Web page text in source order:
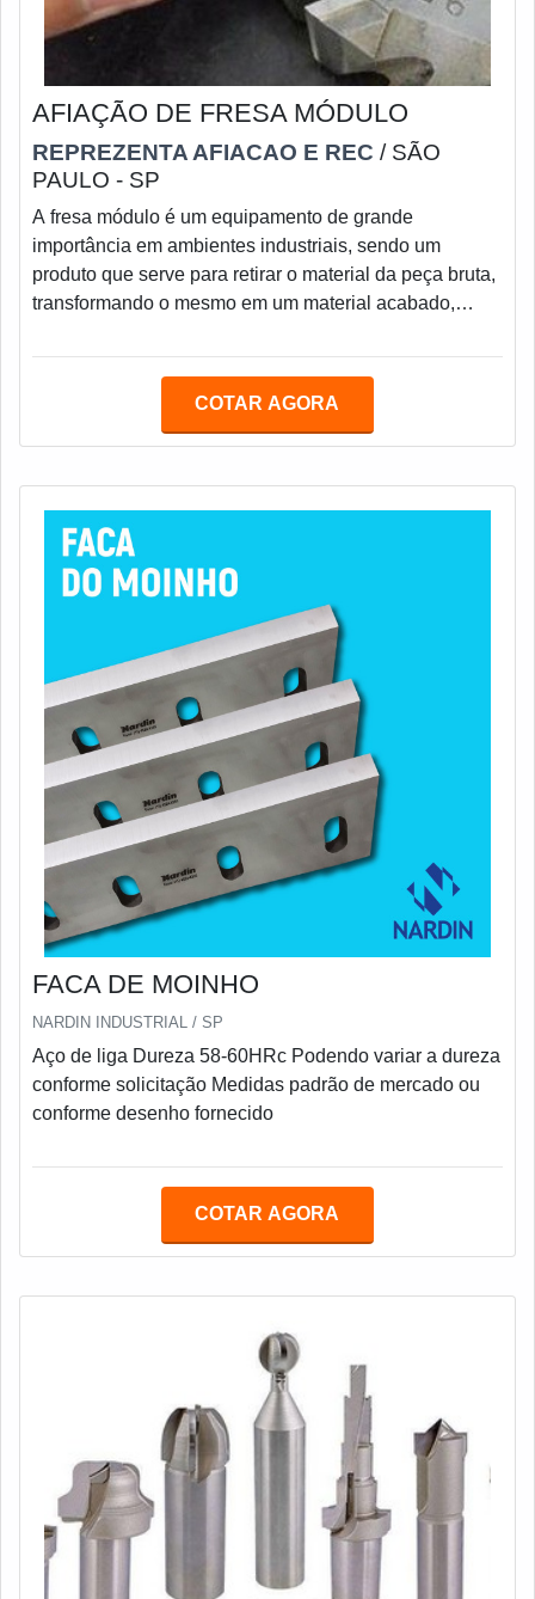
AFIAÇÃO DE FRESA MÓDULO
REPREZENTA AFIACAO E REC / SÃO
PAULO - SP
A fresa módulo é um equipamento de grande
importância em ambientes industriais, sendo um
produto que serve para retirar o material da peça bruta,
transformando o mesmo em um material acabado,
furos, é possível fazê-los em diversas configurações
fundamental nesses ocasiões.Para que isso ocorra, a
COTAR AGORA
FACA DE MOINHO
NARDIN INDUSTRIAL / SP
Aço de liga Dureza 58-60HRc Podendo variar a dureza
conforme solicitação Medidas padrão de mercado ou
conforme desenho fornecido
COTAR AGORA